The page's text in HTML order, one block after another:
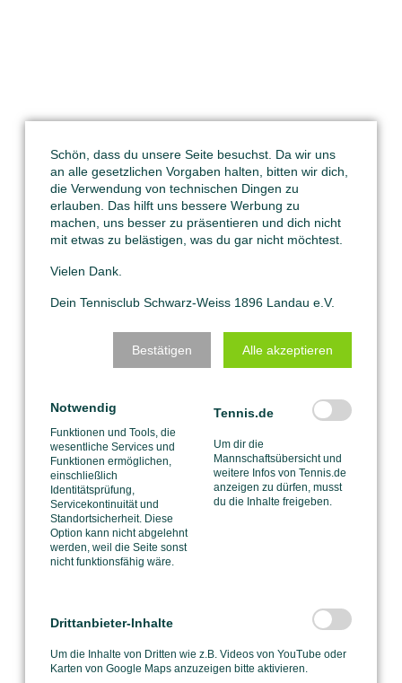
Schön, dass du unsere Seite besuchst. Da wir uns
an alle gesetzlichen Vorgaben halten, bitten wir dich,
die Verwendung von technischen Dingen zu
erlauben. Das hilft uns bessere Werbung zu
machen, uns besser zu präsentieren und dich nicht
mit etwas zu belästigen, was du gar nicht möchtest.
Vielen Dank.
Dein Tennisclub Schwarz-Weiss 1896 Landau e.V.
Bestätigen Alle akzeptieren
Notwendig
Funktionen und Tools, die
wesentliche Services und
Funktionen ermöglichen,
einschließlich
Identitätsprüfung,
Servicekontinuität und
Standortsicherheit. Diese
Option kann nicht abgelehnt
werden, weil die Seite sonst
nicht funktionsfähig wäre.
Tennis.de
Um dir die
Mannschaftsübersicht und
weitere Infos von Tennis.de
anzeigen zu dürfen, musst
du die Inhalte freigeben.
Drittanbieter-Inhalte
Um die Inhalte von Dritten wie z.B. Videos von YouTube oder
Karten von Google Maps anzuzeigen bitte aktivieren.